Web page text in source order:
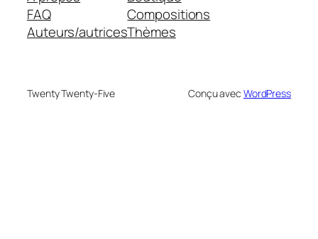
FAQ
Auteurs/autrices
Compositions
Thèmes
Twenty Twenty-Five Conçu avec WordPress